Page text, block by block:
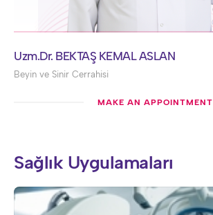
Uzm.Dr. BEKTAŞ KEMAL ASLAN
Beyin ve Sinir Cerrahisi
MAKE AN APPOINTMENT
Sağlık Uygulamaları